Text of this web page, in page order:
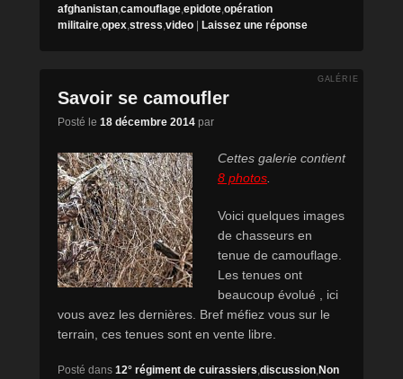
afghanistan,camouflage,epidote,opération
militaire,opex,stress,video Laissez une réponse
Savoir se camoufler
GALÉRIE
Posté le 18 décembre 2014 par
Cettes galerie contient
8 photos
Voici quelques images
de chasseurs en
tenue de camouflage.
Les tenues ont
beaucoup évolué , ici
vous avez les dernières. Bref méfiez vous sur le
terrain, ces tenues sont en vente libre.
Posté dans 12° régiment de cuirassiers,discussion,Non